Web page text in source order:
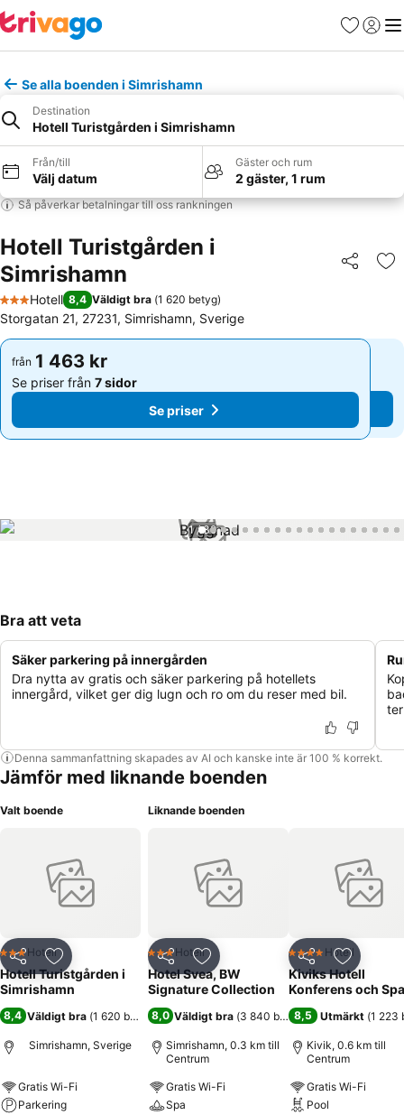
Favoriter
Logga
Se alla boenden i Simrishamn
Destination
Hotell Turistgården i Simrishamn
Från/till
Välj datum
Gäster och rum
2 gäster, 1 rum
Så påverkar betalningar till oss rankningen
Hotell Turistgården i
Simrishamn
Dela
3 Stjärnor
Hotell 8,4 Väldigt bra (1 620 betyg)
Storgatan 21, 27231, Simrishamn, Sverige
från 1 463 kr
Se priser från 7 sidor
Se priser
från 1 463 kr
Se priser från 7 sidor
Se priser
1 / 39
Bra att veta
Säker parkering på innergården
Dra nytta av gratis och säker parkering på hotellets
innergård, vilket ger dig lugn och ro om du reser med bil.
Denna sammanfattning skapades av AI och kanske inte är 100 % korrekt.
Jämför med liknande boenden
Valt boende
Dela Lägg till i Mina Favoriter
3 Stjärnor
Hotell
Hotell Turistgården i
Simrishamn
8,4 Väldigt bra (1 620 betyg)
Simrishamn, Sverige
Gratis Wi-Fi
Parkering
Liknande boenden
Dela Lägg till i Mina Favoriter
3 Stjärnor
Hotell
Hotel Svea, BW
Signature Collection
8,0 Väldigt bra (3 840 betyg)
Simrishamn, 0.3 km till
Centrum
Gratis Wi-Fi
Spa
Dela Lägg till
4 StjärnorHotell
Kiviks Hotell
Konferens och Spa
8,5 Utmärkt (1 223
Kivik, 0.6 km till
Centrum
Gratis Wi-Fi
Pool